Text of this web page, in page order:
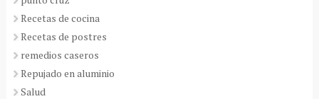
Recetas de cocina
Recetas de postres
remedios caseros
Repujado en aluminio
Salud